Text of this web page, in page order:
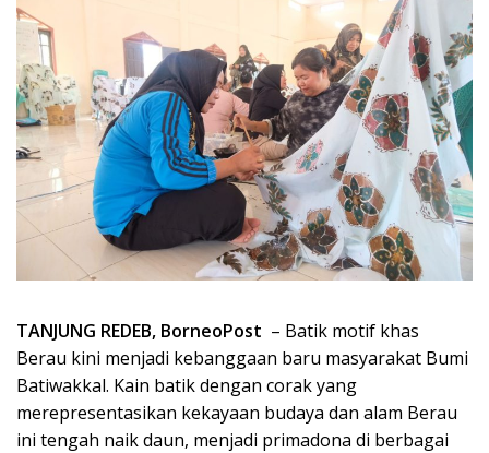
TANJUNG REDEB, BorneoPost – Batik motif khas
Berau kini menjadi kebanggaan baru masyarakat Bumi
Batiwakkal. Kain batik dengan corak yang
merepresentasikan kekayaan budaya dan alam Berau
ini tengah naik daun, menjadi primadona di berbagai